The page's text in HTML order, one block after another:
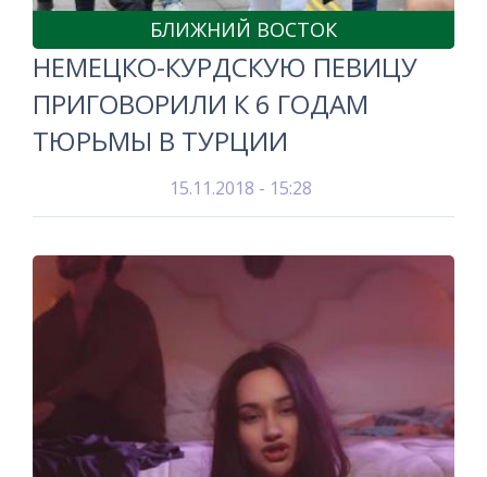
БЛИЖНИЙ ВОСТОК
НЕМЕЦКО-КУРДСКУЮ ПЕВИЦУ
ПРИГОВОРИЛИ К 6 ГОДАМ
ТЮРЬМЫ В ТУРЦИИ
15.11.2018 - 15:28